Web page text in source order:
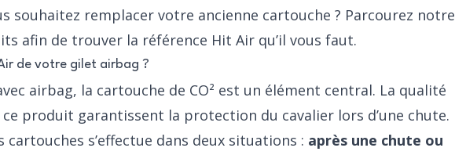
souhaitez remplacer votre ancienne cartouche ? Parcourez notre
afin de trouver la référence Hit Air qu’il vous faut.
de votre gilet airbag ?
airbag, la cartouche de CO² est un élément central. La qualité
produit garantissent la protection du cavalier lors d’une chute.
s’effectue dans deux situations : après une chute ou